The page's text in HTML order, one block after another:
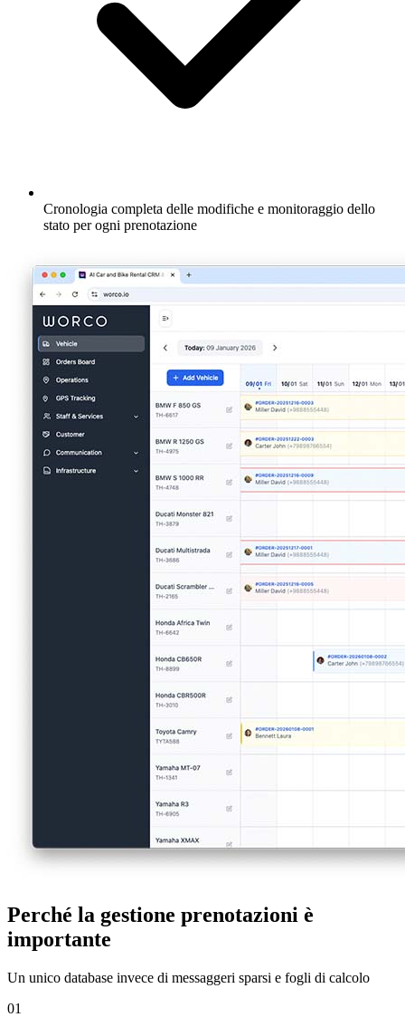
Cronologia completa delle modifiche e monitoraggio dello
stato per ogni prenotazione
Perché la gestione prenotazioni è
importante
Un unico database invece di messaggeri sparsi e fogli di calcolo
01